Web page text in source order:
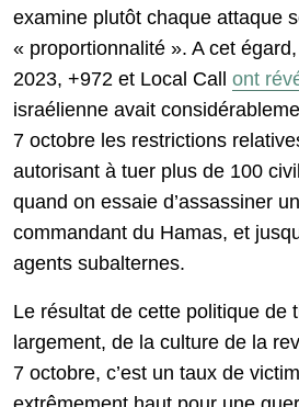
examine plutôt chaque attaque
« proportionnalité ». A cet
2023, +972 et Local Call ont
israélienne avait
7 octobre les restrictions
autorisant à tuer plus de 100
quand on essaie d’assassiner
commandant du Hamas, et
agents subalternes.
Le résultat de cette politique de
largement, de la culture de la
7 octobre, c’est un taux de